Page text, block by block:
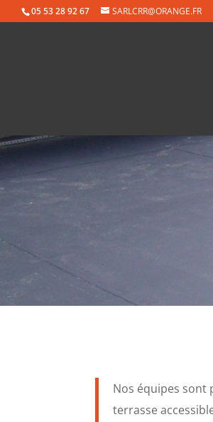
05 53 28 92 67 SARLCRR@ORANGE.FR
Nos équipes sont
terrasse